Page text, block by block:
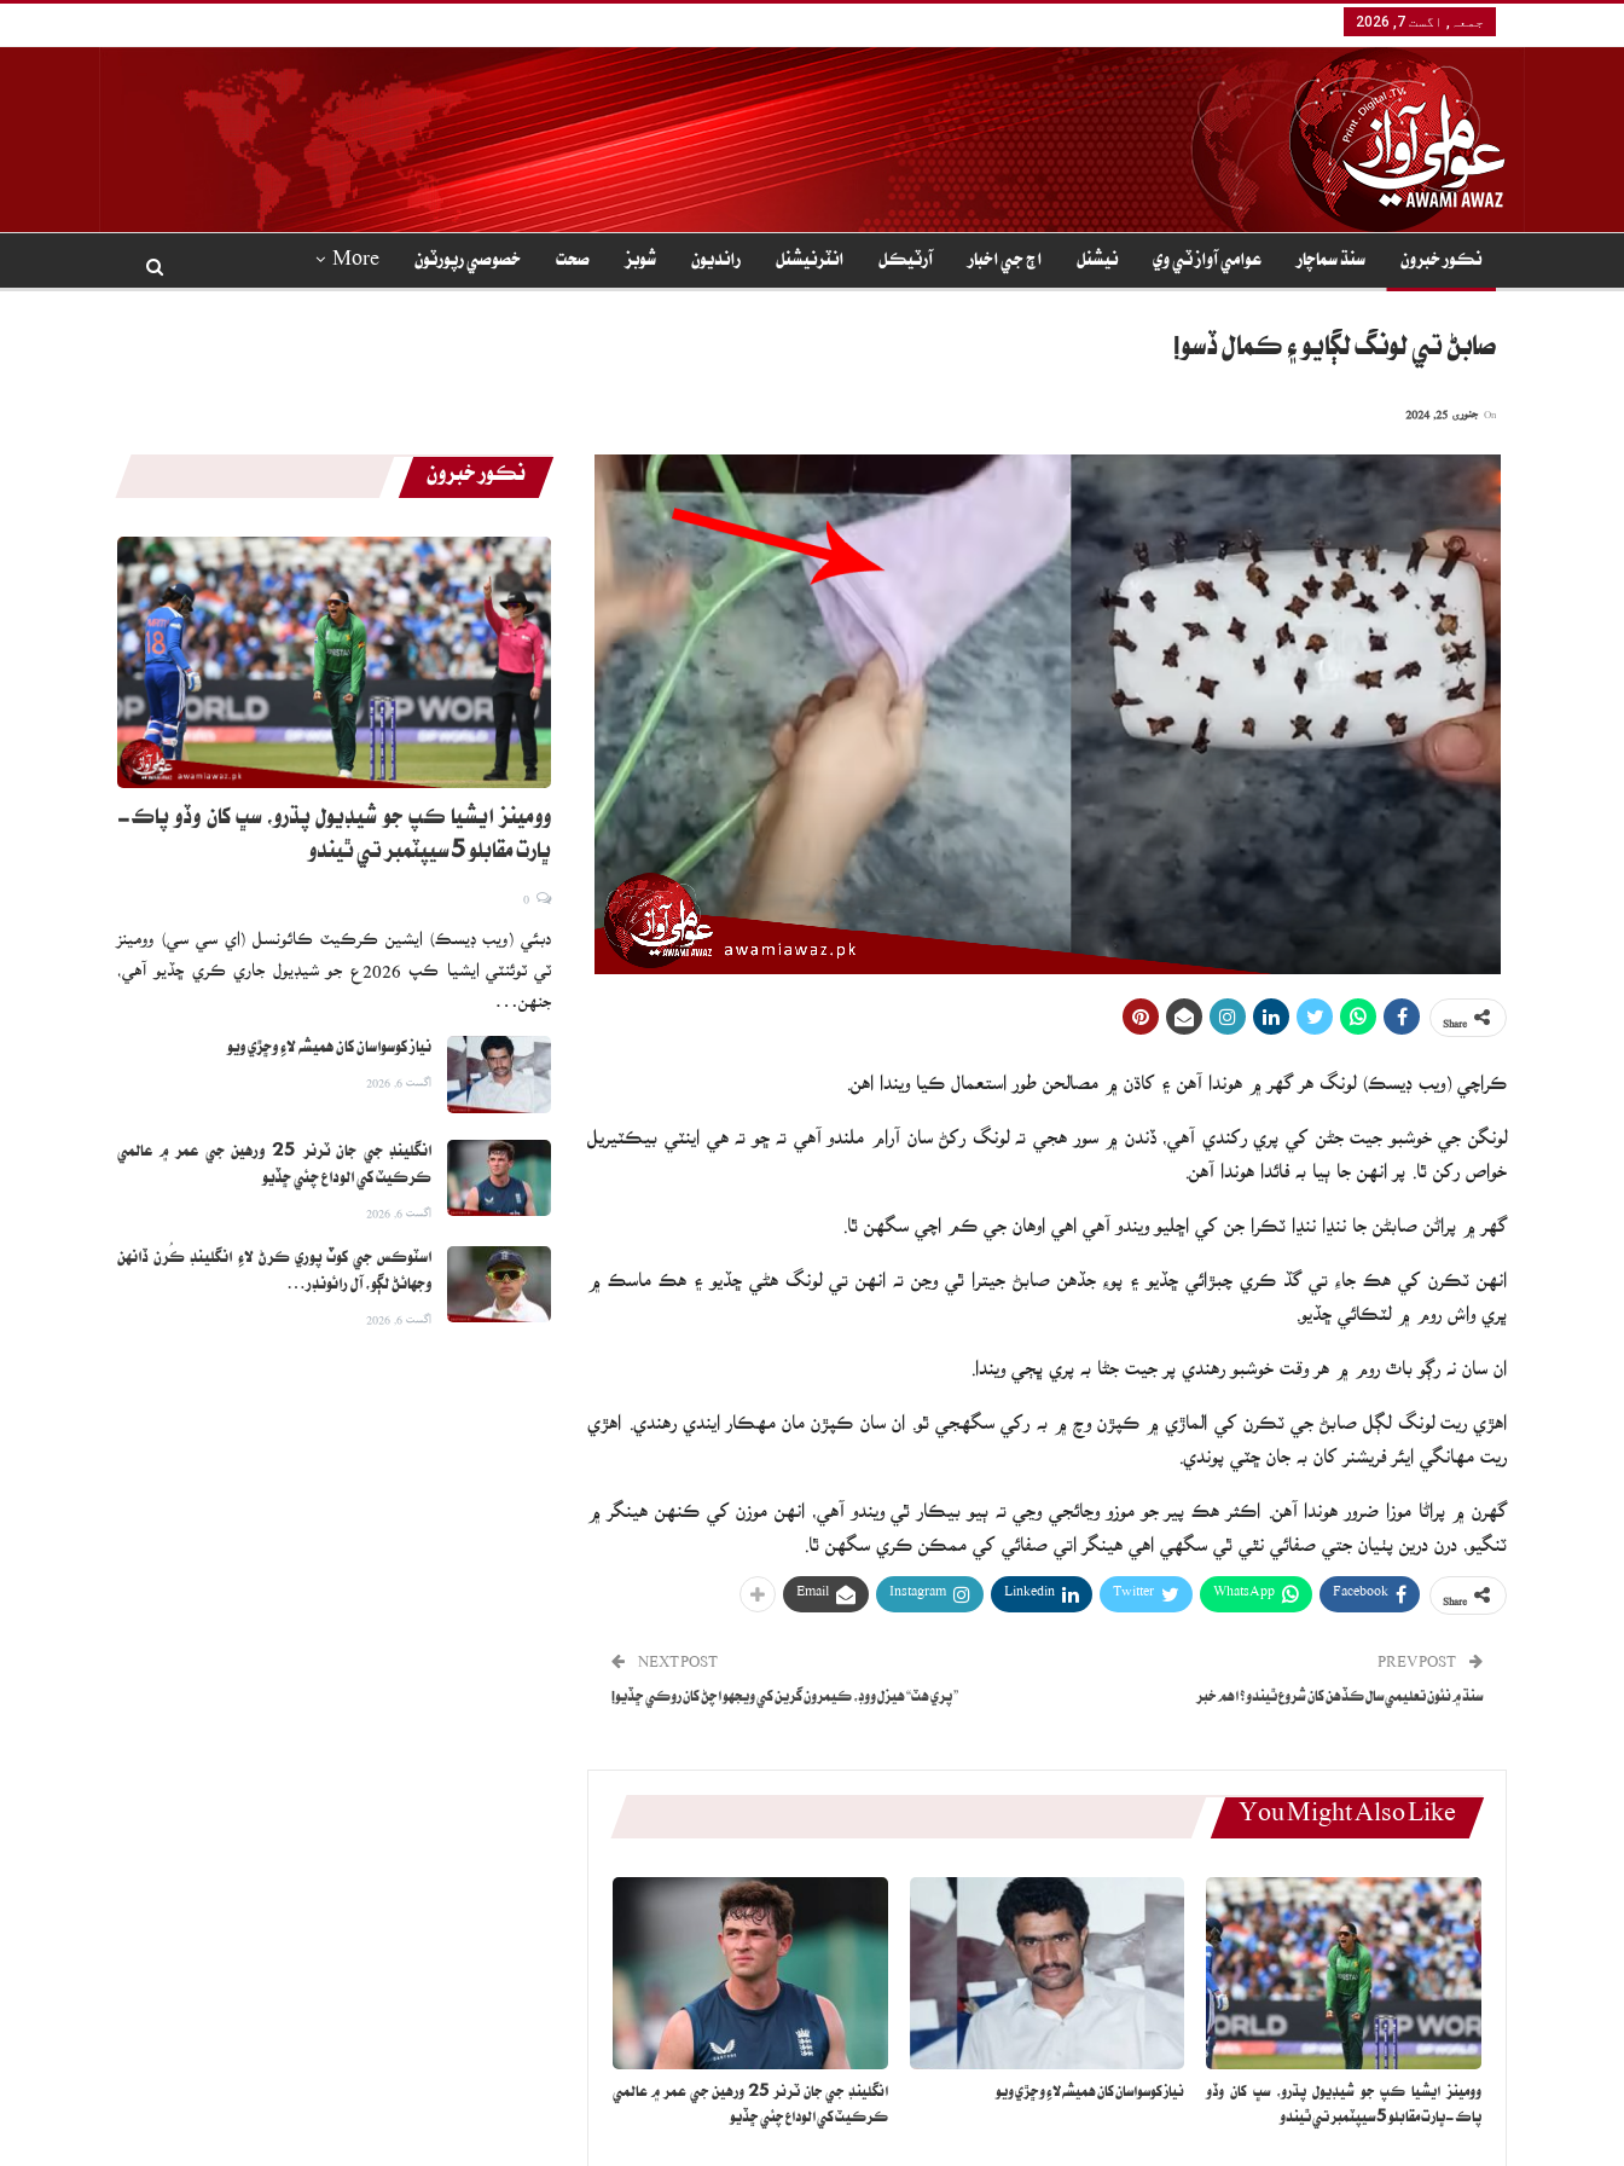
جمعہ, اگست 7, 2026
نڪور خبرون سنڌ سماچار عوامي آواز ٽي وي نيشنل اڄ جي اخبار آرٽيڪل انٽرنيشنل رانديون شوبز صحت خصوصي رپورٽون More
صابڻ تي لونگ لڳايو ۽ ڪمال ڏسو!
ڪراچي (ويب ڊيسڪ) لونگ هر گهر ۾ هوندا آهن ۽ کاڌن ۾ مصالحن طور استعمال ڪيا ويندا اهن.
لونگن جي خوشبو جيت جڻن کي پري رکندي آهي، ڏندن ۾ سور هجي ته لونگ رکڻ سان آرام ملندو آهي ته ڇو ته هي اينٽي بيڪٽيريل
خواص رکن ٿا. پر انهن جا ٻيا به فائدا هوندا آهن.
گهر ۾ پراڻن صابڻن جا ننڍا ننڍا ٽڪرا جن کي اڇليو ويندو آهي اهي اوهان جي ڪم اچي سگهن ٿا.
انهن ٽڪرن کي هڪ جاءِ تي گڏ ڪري چبڙائي ڇڏيو ۽ پوءِ جڏهن صابڻ جيترا ٿي وڃن ته انهن تي لونگ هڻي ڇڏيو ۽ هڪ ماسڪ ۾
ڀري واش روم ۾ لٽڪائي ڇڏيو.
ان سان نه رڳو باٿ روم ۾ هر وقت خوشبو رهندي پر جيت جڻا به پري ڀڄي ويندا.
اهڙي ريت لونگ لڳل صابڻ جي ٽڪرن کي الماڙي ۾ ڪپڙن وچ ۾ به رکي سگهجي ٿو. ان سان ڪپڙن مان مهڪار ايندي رهندي. اهڙي
ريت مهانگي ايئر فريشنر کان به جان ڇٽي پوندي.
گهرن ۾ پراڻا موزا ضرور هوندا آهن. اڪثر هڪ پير جو موزو وڃائجي وڃي ته ٻيو بيڪار ٿي ويندو آهي، انهن موزن کي ڪنهن هينگر ۾
ٽنگيو، درن درين پٺيان جتي صفائي نٿي ٿي سگهي اهي هينگر اتي صفائي کي ممڪن ڪري سگهن ٿا.
Facebook
WhatsApp
Twitter
Linkedin
Instagram
Email
سنڌ ۾ نئون تعليمي سال ڪڏهن کان شروع ٿيندو؟ اهم خبر
NEXT POST
” پري هٽ“ هيزل ووڊ، ڪيمرون گرين کي ويجهو اچڻ کان روڪي ڇڏيو!
You Might Also Like
وومينز ايشيا ڪپ جو شيڊيول پڌرو، سڀ کان وڏو
پاڪ-ڀارت مقابلو 5 سيپٽمبر تي ٿيندو
نياز کوسواسان کان هميشه لاءِ وڇڙي ويو
انگلينڊ جي جان ٽرنر 25 ورهين جي عمر ۾ عالمي
ڪرڪيٽ کي الوداع چئي ڇڏيو
نڪور خبرون
وومينز ايشيا ڪپ جو شيڊيول پڌرو، سڀ کان وڏو پاڪ-
ڀارت مقابلو 5 سيپٽمبر تي ٿيندو
دبئي (ويب ڊيسڪ) ايشين ڪرڪيٽ ڪائونسل (اي سي سي) وومينز
ٽي ٽوئنٽي ايشيا ڪپ 2026ع جو شيڊيول جاري ڪري ڇڏيو آهي،
نياز کوسواسان کان هميشه لاءِ وڇڙي ويو
اگست 6, 2026
انگلينڊ جي جان ٽرنر 25 ورهين جي عمر ۾ عالمي
ڪرڪيٽ کي الوداع چئي ڇڏيو
اگست 6, 2026
اسٽوڪس جي کوٽ پوري ڪرڻ لاءِ انگلينڊ ڪُرن ڏانهن
وجهائڻ لڳو، آل رائونڊر…
اگست 6, 2026